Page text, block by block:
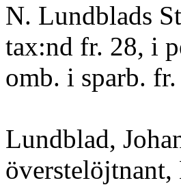
N. Lundblads
tax:nd fr. 28, i
omb. i sparb.
Lundblad,